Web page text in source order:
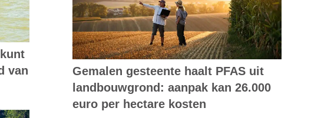
van
Gemalen gesteente haalt PFAS uit
landbouwgrond: aanpak kan 26.000
euro per hectare kosten